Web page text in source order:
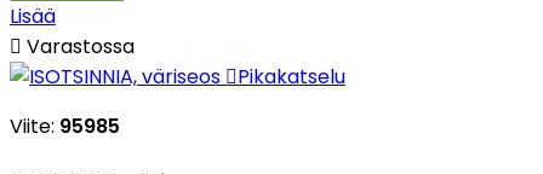
Lisää
 Varastossa
Pikakatselu
Viite: 95985